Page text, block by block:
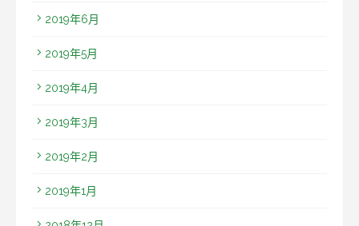
2019年6月
2019年5月
2019年4月
2019年3月
2019年2月
2019年1月